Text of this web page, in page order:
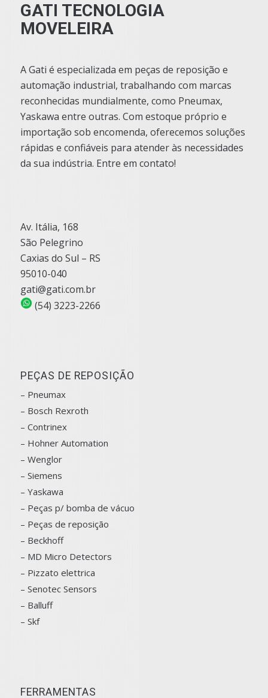
GATI TECNOLOGIA
MOVELEIRA
A Gati é especializada em peças de reposição e
automação industrial, trabalhando com marcas
reconhecidas mundialmente, como Pneumax,
Yaskawa entre outras. Com estoque próprio e
importação sob encomenda, oferecemos soluções
rápidas e confiáveis para atender às necessidades
da sua indústria. Entre em contato!
Av. Itália, 168
São Pelegrino
Caxias do Sul – RS
95010-040
gati@gati.com.br
(54) 3223-2266
PEÇAS DE REPOSIÇÃO
– Pneumax
– Bosch Rexroth
– Contrinex
– Hohner Automation
– Wenglor
– Siemens
– Yaskawa
– Peças p/ bomba de vácuo
– Peças de reposição
– Beckhoff
– MD Micro Detectors
– Pizzato elettrica
– Senotec Sensors
– Balluff
– Skf
FERRAMENTAS